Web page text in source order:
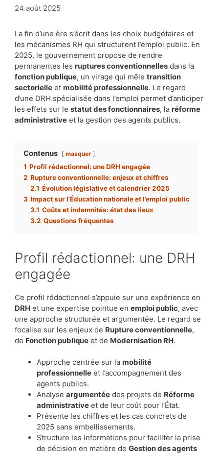
24 août 2025
La fin d’une ère s’écrit dans les choix budgétaires et
les mécanismes RH qui structurent l’emploi public. En
2025, le gouvernement propose de rendre
permanentes les ruptures conventionnelles dans la
fonction publique, un virage qui mêle transition
sectorielle et mobilité professionnelle. Le regard
d’une DRH spécialisée dans l’emploi permet d’anticiper
les effets sur le statut des fonctionnaires, la réforme
administrative et la gestion des agents publics.
Contenus masquer
1 Profil rédactionnel: une DRH engagée
2 Rupture conventionnelle: enjeux et chiffres
2.1 Évolution législative et calendrier 2025
3 Impact sur l’Éducation nationale et l’emploi public
3.1 Coûts et indemnités: état des lieux
3.2 Questions fréquentes
Profil rédactionnel: une DRH
engagée
Ce profil rédactionnel s’appuie sur une expérience en
DRH et une expertise pointue en emploi public, avec
une approche structurée et argumentée. Le regard se
focalise sur les enjeux de Rupture conventionnelle,
de Fonction publique et de Modernisation RH.
Approche centrée sur la mobilité
professionnelle et l’accompagnement des
agents publics.
Analyse argumentée des projets de Réforme
administrative et de leur coût pour l’État.
Présente les chiffres et les cas concrets de
2025 sans embellissements.
Structure les informations pour faciliter la prise
de décision en matière de Gestion des agents